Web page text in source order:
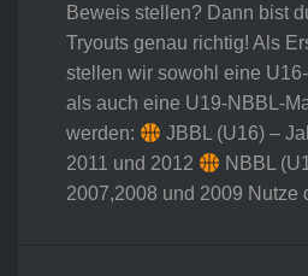
Beweis stellen? Dann bist
Tryouts genau richtig! Als
stellen wir sowohl eine
als auch eine U19-NBBL-
werden:
JBBL (U16) –
2011 und 2012
NBBL
2007,2008 und 2009